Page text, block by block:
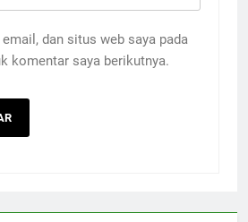
dan situs web saya pada
komentar saya berikutnya.